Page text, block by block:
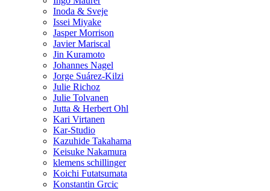
Inoda & Sveje
Issei Miyake
Jasper Morrison
Javier Mariscal
Jin Kuramoto
Johannes Nagel
Jorge Suárez-Kilzi
Julie Richoz
Julie Tolvanen
Jutta & Herbert Ohl
Kari Virtanen
Kar-Studio
Kazuhide Takahama
Keisuke Nakamura
klemens schillinger
Koichi Futatsumata
Konstantin Grcic